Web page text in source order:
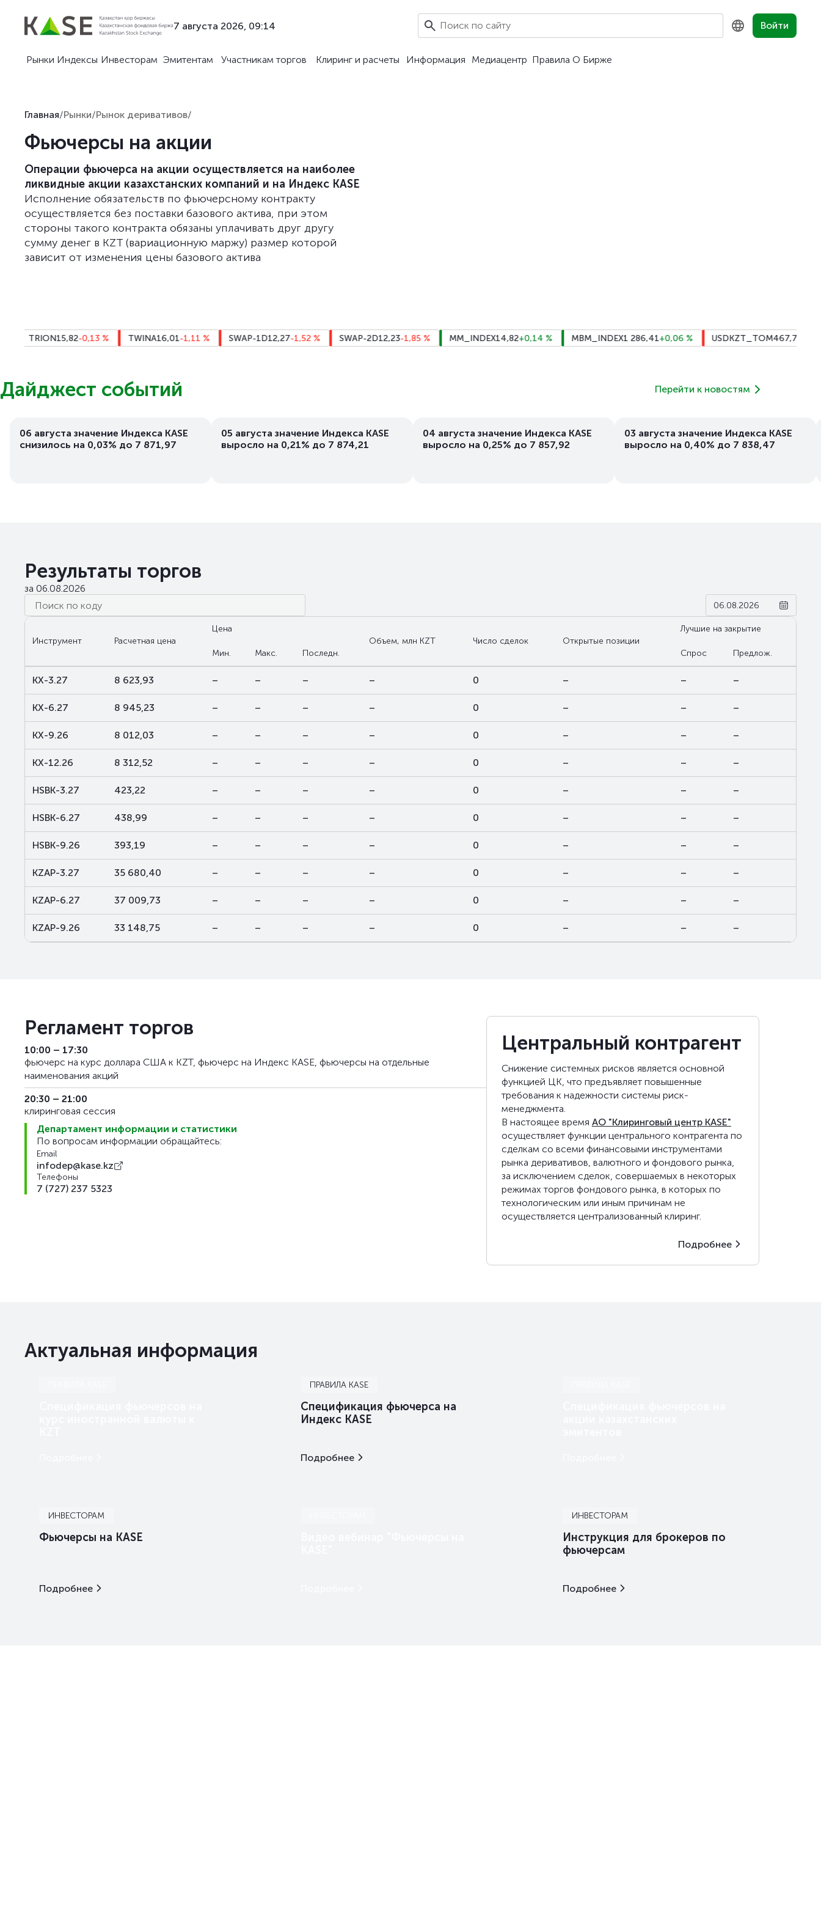
7 августа 2026, 09:14 Войти
Рынки Индексы Инвесторам Эмитентам Участникам торгов Клиринг и расчеты Информация Медиацентр Правила О Бирже
Главная/Рынки/Рынок деривативов/
Фьючерсы на акции
Операции фьючерса на акции осуществляется на наиболее
ликвидные акции казахстанских компаний и на Индекс KASE
Исполнение обязательств по фьючерсному контракту
осуществляется без поставки базового актива, при этом
стороны такого контракта обязаны уплачивать друг другу
сумму денег в KZT (вариационную маржу) размер которой
зависит от изменения цены базового актива
TRION15,82-0,13% TWINA16,01-1,11% SWAP-1D12,27-1,52% SWAP-2D12,23-1,85% MM_INDEX14,82+0,14% MBM_INDEX1 286,41+0,06% USDKZT_TOM467,71-0,41
Дайджест событий Перейти к новостям
06 августа значение Индекса KASE
снизилось на 0,03% до 7 871,97
05 августа значение Индекса KASE
выросло на 0,21% до 7 874,21
04 августа значение Индекса KASE
выросло на 0,25% до 7 857,92
03 августа значение Индекса KASE
выросло на 0,40% до 7 838,47
Результаты торгов
за 06.08.2026
Инструмент Расчетная цена
Цена
Объем, млн KZT
Число сделок Открытые позиции
Лучшие на закрытие
Мин. Макс. Последн. Спрос Предлож.
KX-3.27 8 623,93 – – – – 0 – – –
KX-6.27 8 945,23 – – – – 0 – – –
KX-9.26 8 012,03 – – – – 0 – – –
KX-12.26 8 312,52 – – – – 0 – – –
HSBK-3.27 423,22 – – – – 0 – – –
HSBK-6.27 438,99 – – – – 0 – – –
HSBK-9.26 393,19 – – – – 0 – – –
KZAP-3.27 35 680,40 – – – – 0 – – –
KZAP-6.27 37 009,73 – – – – 0 – – –
KZAP-9.26 33 148,75 – – – – 0 – – –
Регламент торгов
10:00 – 17:30
фьючерс на курс доллара США к KZT, фьючерс на Индекс KASE, фьючерсы на отдельные
наименования акций
20:30 – 21:00
клиринговая сессия
Департамент информации и статистики
По вопросам информации обращайтесь:
Email
infodep@kase.kz
Телефоны
7 (727) 237 5323
Центральный контрагент
Снижение системных рисков является основной
функцией ЦК, что предъявляет повышенные
требования к надежности системы риск-
менеджмента.
В настоящее время АО "Клиринговый центр KASE"
осуществляет функции центрального контрагента по
сделкам со всеми финансовыми инструментами
рынка деривативов, валютного и фондового рынка,
за исключением сделок, совершаемых в некоторых
режимах торгов фондового рынка, в которых по
технологическим или иным причинам не
осуществляется централизованный клиринг.
Подробнее
Актуальная информация
ПРАВИЛА KASE
Спецификация фьючерса на
Индекс KASE
Подробнее
ИНВЕСТОРАМ
Фьючерсы на KASE
Подробнее
ИНВЕСТОРАМ
Инструкция для брокеров по
фьючерсам
Подробнее